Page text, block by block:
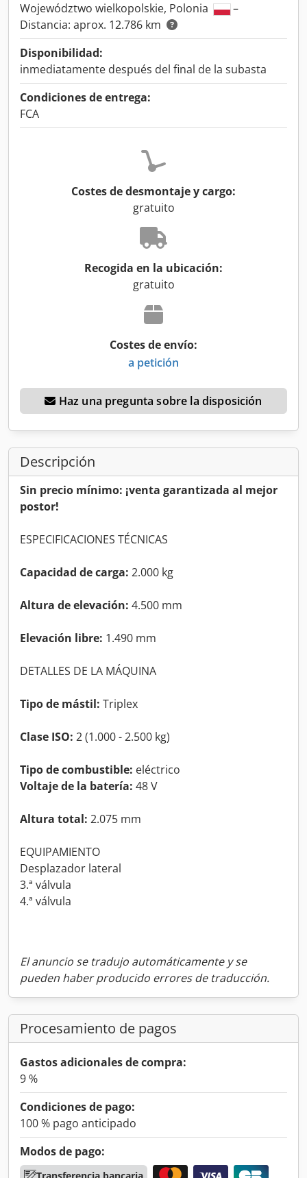
Województwo wielkopolskie, Polonia
–
Distancia: aprox. 12.786 km
Disponibilidad:
inmediatamente después del final de la subasta
Condiciones de entrega:
FCA
Costes de desmontaje y cargo:
gratuito
Recogida en la ubicación:
gratuito
Costes de envío:
a petición
Haz una pregunta sobre la disposición
Descripción
Sin precio mínimo: ¡venta garantizada al mejor
postor!
ESPECIFICACIONES TÉCNICAS
Capacidad de carga: 2.000 kg
Altura de elevación: 4.500 mm
Elevación libre: 1.490 mm
DETALLES DE LA MÁQUINA
Tipo de mástil: Triplex
Clase ISO: 2 (1.000 - 2.500 kg)
Tipo de combustible: eléctrico
Voltaje de la batería: 48 V
Altura total: 2.075 mm
EQUIPAMIENTO
Desplazador lateral
3.ª válvula
4.ª válvula
El anuncio se tradujo automáticamente y se
pueden haber producido errores de traducción.
Procesamiento de pagos
Gastos adicionales de compra:
9 %
Condiciones de pago:
100 % pago anticipado
Modos de pago: